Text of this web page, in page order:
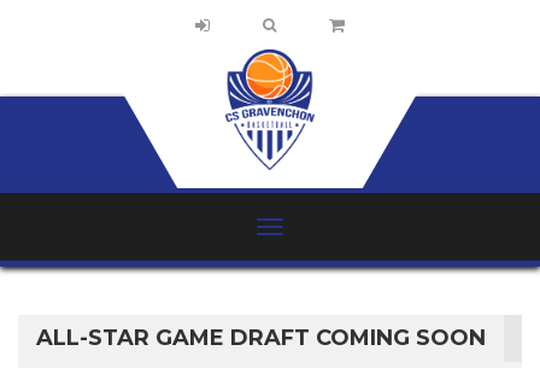
ALL-STAR GAME DRAFT COMING SOON